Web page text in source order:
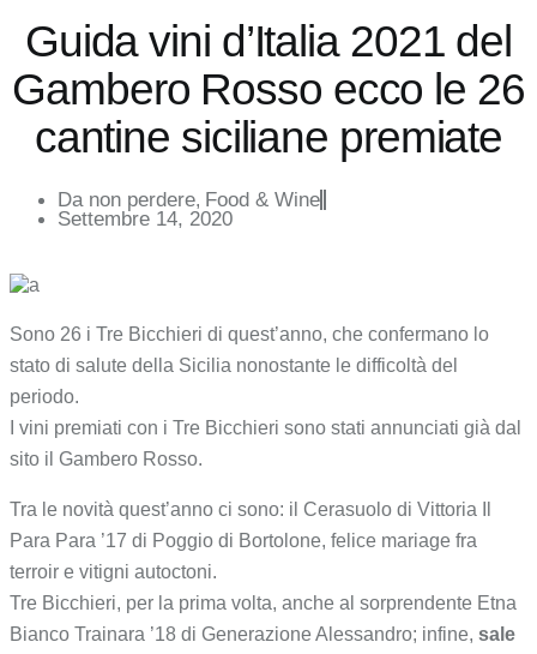
Guida vini d’Italia 2021 del
Gambero Rosso ecco le 26
cantine siciliane premiate
Da non perdere, Food & Wine
Settembre 14, 2020
Sono 26 i Tre Bicchieri di quest’anno, che confermano lo
stato di salute della Sicilia nonostante le difficoltà del
periodo.
I vini premiati con i Tre Bicchieri sono stati annunciati già dal
sito il Gambero Rosso.
Tra le novità quest’anno ci sono: il Cerasuolo di Vittoria Il
Para Para ’17 di Poggio di Bortolone, felice mariage fra
terroir e vitigni autoctoni.
Tre Bicchieri, per la prima volta, anche al sorprendente Etna
Bianco Trainara ’18 di Generazione Alessandro; infine, sale